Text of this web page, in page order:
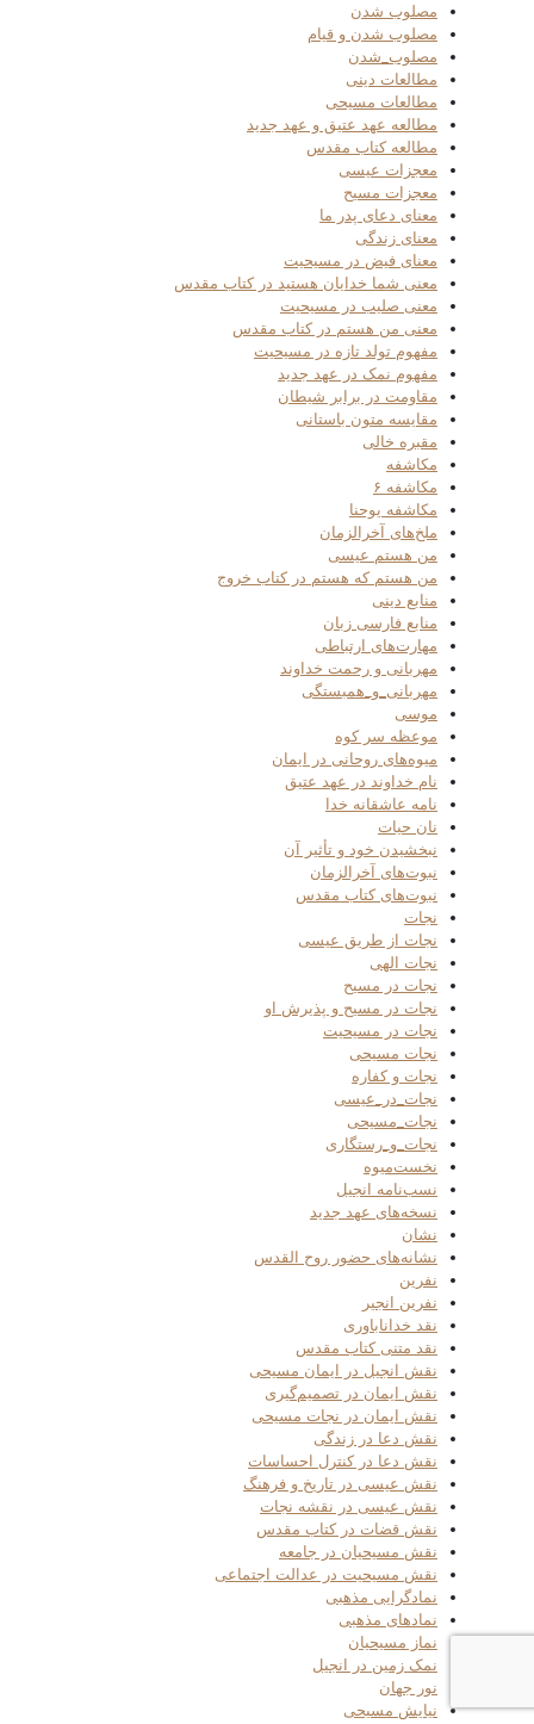
مصلوب شدن
مصلوب شدن و قیام
مصلوب_شدن
مطالعات دینی
مطالعات مسیحی
مطالعه عهد عتیق و عهد جدید
مطالعه کتاب مقدس
معجزات عیسی
معجزات مسیح
معنای دعای پدر ما
معنای زندگی
معنای فیض در مسیحیت
معنی شما خدایان هستید در کتاب مقدس
معنی صلیب در مسیحیت
معنی من هستم در کتاب مقدس
مفهوم تولد تازه در مسیحیت
مفهوم نمک در عهد جدید
مقاومت در برابر شیطان
مقایسه متون باستانی
مقبره خالی
مکاشفه
مکاشفه ۶
مکاشفه یوحنا
ملخ‌های آخرالزمان
من هستم عیسی
من هستم که هستم در کتاب خروج
منابع دینی
منابع فارسی زبان
مهارت‌های ارتباطی
مهربانی و رحمت خداوند
مهربانی_و_همبستگی
موسی
موعظه سر کوه
میوه‌های روحانی در ایمان
نام خداوند در عهد عتیق
نامه عاشقانه خدا
نان حیات
نبخشیدن خود و تأثیر آن
نبوت‌های آخرالزمان
نبوت‌های کتاب مقدس
نجات
نجات از طریق عیسی
نجات الهی
نجات در مسیح
نجات در مسیح و پذیرش او
نجات در مسیحیت
نجات مسیحی
نجات و کفاره
نجات_در_عیسی
نجات_مسیحی
نجات_و_رستگاری
نخست‌میوه
نسب‌نامه انجیل
نسخه‌های عهد جدید
نشان
نشانه‌های حضور روح القدس
نفرین
نفرین انجیر
نقد خداناباوری
نقد متنی کتاب مقدس
نقش انجیل در ایمان مسیحی
نقش ایمان در تصمیم‌گیری
نقش ایمان در نجات مسیحی
نقش دعا در زندگی
نقش دعا در کنترل احساسات
نقش عیسی در تاریخ و فرهنگ
نقش عیسی در نقشه نجات
نقش قضات در کتاب مقدس
نقش مسیحیان در جامعه
نقش مسیحیت در عدالت اجتماعی
نمادگرایی مذهبی
نمادهای مذهبی
نماز مسیحیان
نمک زمین در انجیل
نور جهان
نیایش مسیحی